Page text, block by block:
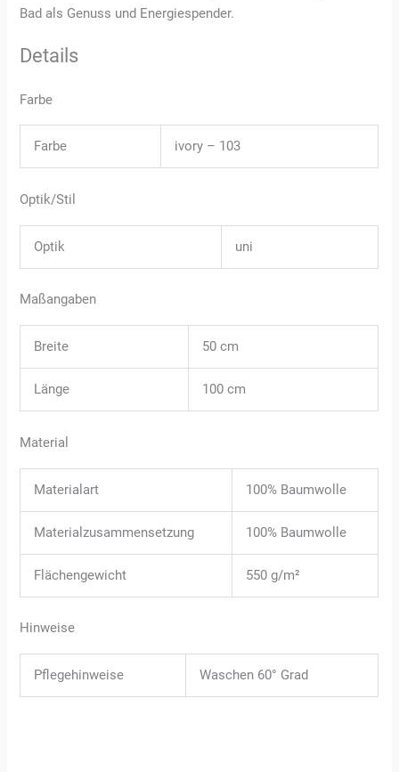
Bad als Genuss und Energiespender.
Details
Farbe
Farbe ivory – 103
Optik/Stil
Optik uni
Maßangaben
Breite 50 cm
Länge 100 cm
Material
Materialart 100% Baumwolle
Materialzusammensetzung 100% Baumwolle
Flächengewicht 550 g/m²
Hinweise
Pflegehinweise Waschen 60° Grad